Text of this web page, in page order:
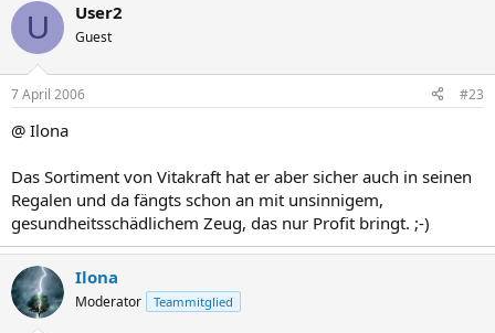
U User2
Guest
7 April 2006 #23
@ Ilona
Das Sortiment von Vitakraft hat er aber sicher auch in seinen
Regalen und da fängts schon an mit unsinnigem,
gesundheitsschädlichem Zeug, das nur Profit bringt. ;-)
Ilona
Moderator Teammitglied